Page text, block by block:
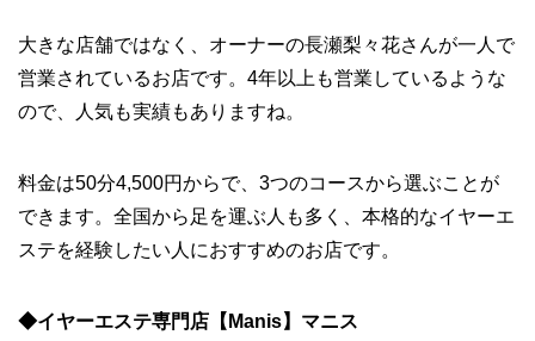
大きな店舗ではなく、オーナーの長瀬梨々花さんが一人で
営業されているお店です。4年以上も営業しているような
ので、人気も実績もありますね。
料金は50分4,500円からで、3つのコースから選ぶことが
できます。全国から足を運ぶ人も多く、本格的なイヤーエ
ステを経験したい人におすすめのお店です。
◆イヤーエステ専門店【Manis】マニス